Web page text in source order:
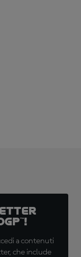
a contenuti
che include